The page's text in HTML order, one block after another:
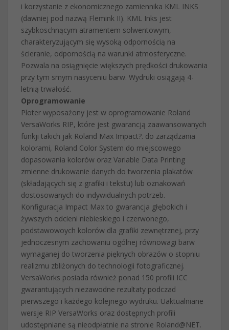
i korzystanie z ekonomicznego zamiennika KML INKS
(dawniej pod nazwą Flemink II). KML Inks jest
szybkoschnącym atramentem solwentowym,
charakteryzującym się wysoką odpornością na
ścieranie, odpornością na warunki atmosferyczne.
Pozwala na osiągnięcie większych prędkości drukowania
przy tym smym nasyceniu barw. Wydruki osiągają 4-
letnią trwałość.
Oprogramowanie
Ploter wyposażony jest w oprogramowanie Roland
VersaWorks RIP, które jest gwarancją zaawansowanych
funkji takich jak Roland Max Impact?. do zarządzania
kolorami, Roland Color System do miejscowego
dopasowania kolorów oraz Variable Data Printing
zmienne drukowanie danych do tworzenia plakatów
(składających się z grafiki i tekstu) lub oznakowań
dostosowanych do indywidualnych potrzeb.
Konfiguracja Impact Max to gwarancja głębokich i
żywszych odcieni niebieskiego i czerwonego,
podstawowoych kolorów dla grafiki zewnętrznej, przy
jednoczesnym zachowaniu ogólnej równowagi barw
wymaganej do tworzenia pięknych obrazów o stopniu
realizmu zbliżonych do technologii fotograficznej.
VersaWorks posiada również ponad 150 profili ICC
gwarantujących niezawodne rezultaty podczad
pierwszego i każdego kolejnego wydruku. Uaktualniane
wersje RIP VersaWorks oraz dostępnych profili
udostępniane są nieodpłatnie na stronie Roland@NET.